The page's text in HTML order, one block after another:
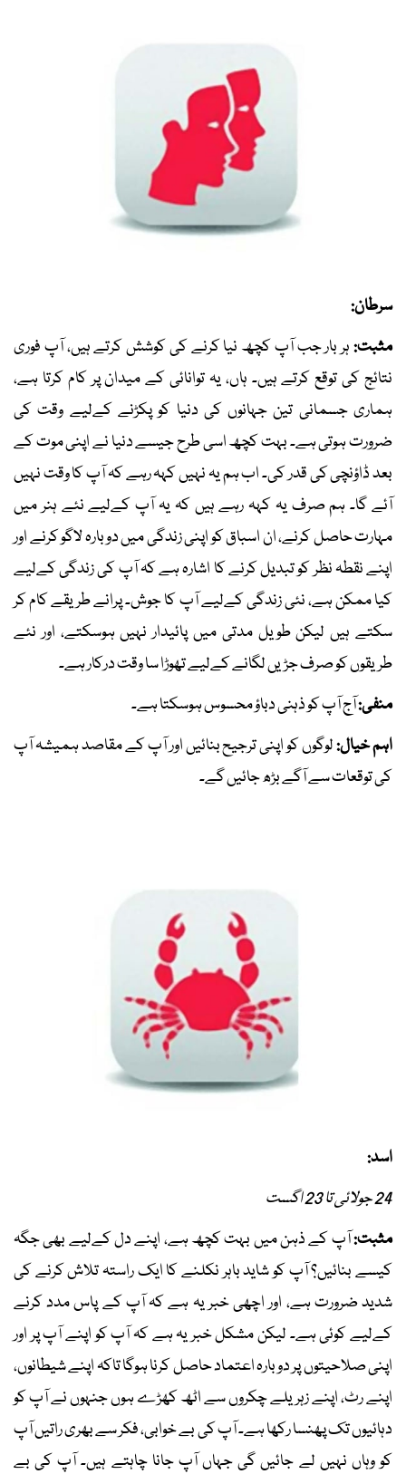
سرطان:
مثبت:ہر بار جب آپ کچھ نیا کرنے کی کوشش کرتے ہیں، آپ فوری
نتائج کی توقع کرتے ہیں۔ ہاں، یہ توانائی کے میدان پر کام کرتا ہے،
ہماری جسمانی تین جہانوں کی دنیا کو پکڑنے کےلیے وقت کی
ضرورت ہوتی ہے۔ بہت کچھ اسی طرح جیسے دنیا نے اپنی موت کے
بعد ڈاؤنچی کی قدر کی۔ اب ہم یہ نہیں کہہ رہے کہ آپ کا وقت نہیں
آئے گا۔ ہم صرف یہ کہہ رہے ہیں کہ یہ آپ کےلیے نئے ہنر میں
مہارت حاصل کرنے، ان اسباق کو اپنی زندگی میں دوبارہ لاگو کرنے اور
اپنے نقطہ نظر کو تبدیل کرنے کا اشارہ ہے کہ آپ کی زندگی کےلیے
کیا ممکن ہے، نئی زندگی کےلیے آپ کا جوش۔ پرانے طریقے کام کر
سکتے ہیں لیکن طویل مدتی میں پائیدار نہیں ہوسکتے، اور نئے
طریقوں کو صرف جڑیں لگانے کےلیے تھوڑا سا وقت درکار ہے۔
منفی:آج آپ کو ذہنی دباؤ محسوس ہوسکتا ہے۔
اہم خیال:لوگوں کو اپنی ترجیح بنائیں اور آپ کے مقاصد ہمیشہ آپ
کی توقعات سے آگے بڑھ جائیں گے۔
اسد:
24 جولائی تا 23 اگست
مثبت:آپ کے ذہن میں بہت کچھ ہے، اپنے دل کےلیے بھی جگہ
کیسے بنائیں؟ آپ کو شاید باہر نکلنے کا ایک راستہ تلاش کرنے کی
شدید ضرورت ہے، اور اچھی خبر یہ ہے کہ آپ کے پاس مدد کرنے
کےلیے کوئی ہے۔ لیکن مشکل خبر یہ ہے کہ آپ کو اپنے آپ پر اور
اپنی صلاحیتوں پر دوبارہ اعتماد حاصل کرنا ہوگا تاکہ اپنے شیطانوں،
اپنے رٹ، اپنے زہریلے چکروں سے اٹھ کھڑے ہوں جنہوں نے آپ کو
دہائیوں تک پھنسا رکھا ہے۔ آپ کی بے خوابی، فکر سے بھری راتیں آپ
کو وہاں نہیں لے جائیں گی جہاں آپ جانا چاہتے ہیں۔ آپ کی بے